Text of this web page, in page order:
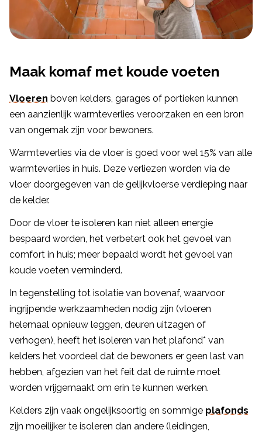
Maak komaf met koude voeten
Vloeren boven kelders, garages of portieken kunnen
een aanzienlijk warmteverlies veroorzaken en een bron
van ongemak zijn voor bewoners.
Warmteverlies via de vloer is goed voor wel 15% van alle
warmteverlies in huis. Deze verliezen worden via de
vloer doorgegeven van de gelijkvloerse verdieping naar
de kelder.
Door de vloer te isoleren kan niet alleen energie
bespaard worden, het verbetert ook het gevoel van
comfort in huis; meer bepaald wordt het gevoel van
koude voeten verminderd.
In tegenstelling tot isolatie van bovenaf, waarvoor
ingrijpende werkzaamheden nodig zijn (vloeren
helemaal opnieuw leggen, deuren uitzagen of
verhogen), heeft het isoleren van het plafond* van
kelders het voordeel dat de bewoners er geen last van
hebben, afgezien van het feit dat de ruimte moet
worden vrijgemaakt om erin te kunnen werken.
Kelders zijn vaak ongelijksoortig en sommige plafonds
zijn moeilijker te isoleren dan andere (leidingen,